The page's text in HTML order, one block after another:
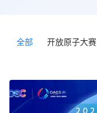
全部 开放原子大赛